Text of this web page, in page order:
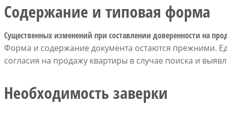
Содержание и типовая форма
Существенных изменений при составлении доверенности на
Форма и содержание документа остаются прежними.
согласия на продажу квартиры в случае поиска и
Необходимость заверки